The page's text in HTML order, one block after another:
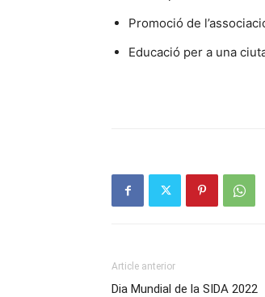
Promoció de
Educació per a una
Article anterior
Dia Mundial de la SIDA 2022